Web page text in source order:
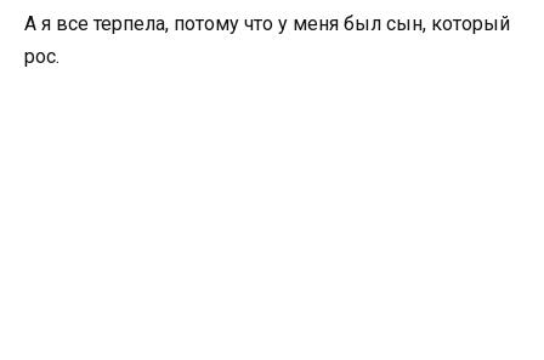
А я все терпела, потому что у меня был сын, который
рос.